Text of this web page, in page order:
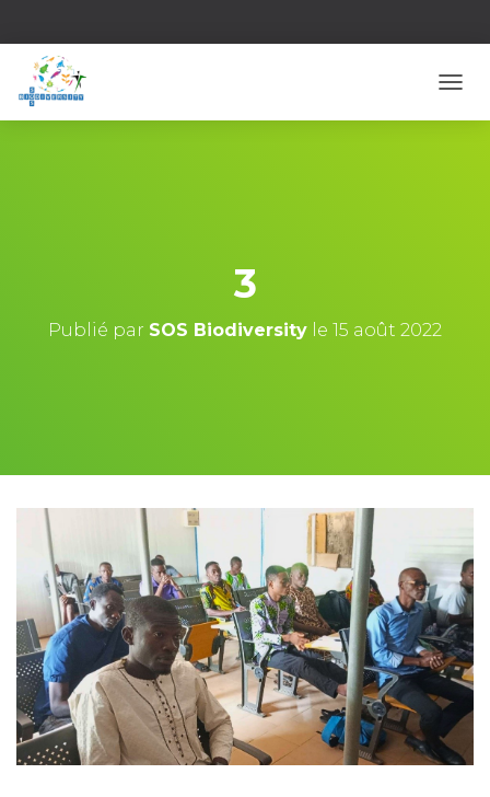
É
N
3
Publié par SOS Biodiversity le 15 août 2022